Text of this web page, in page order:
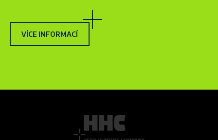
VÍCE INFORMACÍ